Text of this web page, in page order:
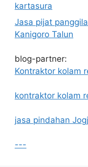
kartasura
Jasa pijat
Kanigoro Talun
blog-partner:
Kontraktor kolam
kontraktor kolam
jasa pindahan
---